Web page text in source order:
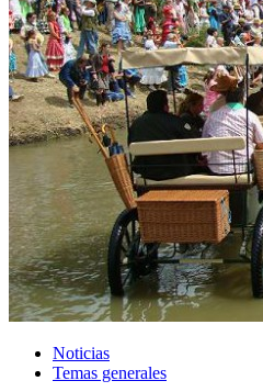
Noticias
Temas generales